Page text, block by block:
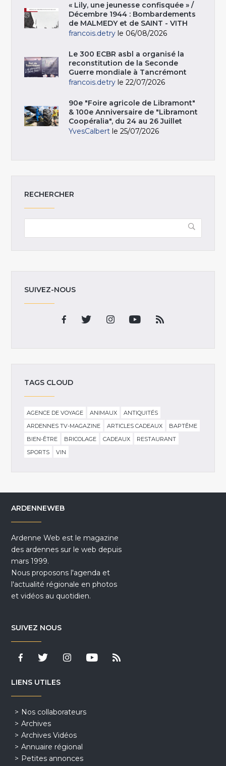
« Lily, une jeunesse confisquée » /
Décembre 1944 : Bombardements
de MALMEDY et de SAINT - VITH
francois.detry le 06/08/2026
Le 300 ECBR asbl a organisé la
reconstitution de la Seconde
Guerre mondiale à Tancrémont
francois.detry le 22/07/2026
90e "Foire agricole de Libramont"
& 100e Anniversaire de "Libramont
Coopéralia", du 24 au 26 Juillet
YvesCalbert le 25/07/2026
RECHERCHER
SUIVEZ-NOUS
TAGS CLOUD
AGENCE DE VOYAGE ANIMAUX
ANTIQUITÉS
ARDENNES TV-MAGAZINE
ARTICLES CADEAUX
BAPTÊME
BIEN-ÊTRE
BRICOLAGE CADEAUX
RESTAURANT
SPORTS
VIN
ARDENNEWEB
Ardenne Web est le magazine
des ardennes sur le web depuis
mars 1999.
Nous proposons l'agenda et
l'actualité régionale en photos
et vidéos au quotidien.
SUIVEZ NOUS
LIENS UTILES
Nos collaborateurs
Archives
Archives Vidéos
Annuaire régional
Petites annonces